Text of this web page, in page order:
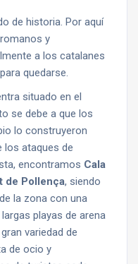
de historia. Por aquí
y
a los catalanes
quedarse.
situado en el
se debe a que los
lo construyeron
los ataques de
encontramos Cala
de Pollença, siendo
la zona con una
playas de arena
variedad de
de ocio y